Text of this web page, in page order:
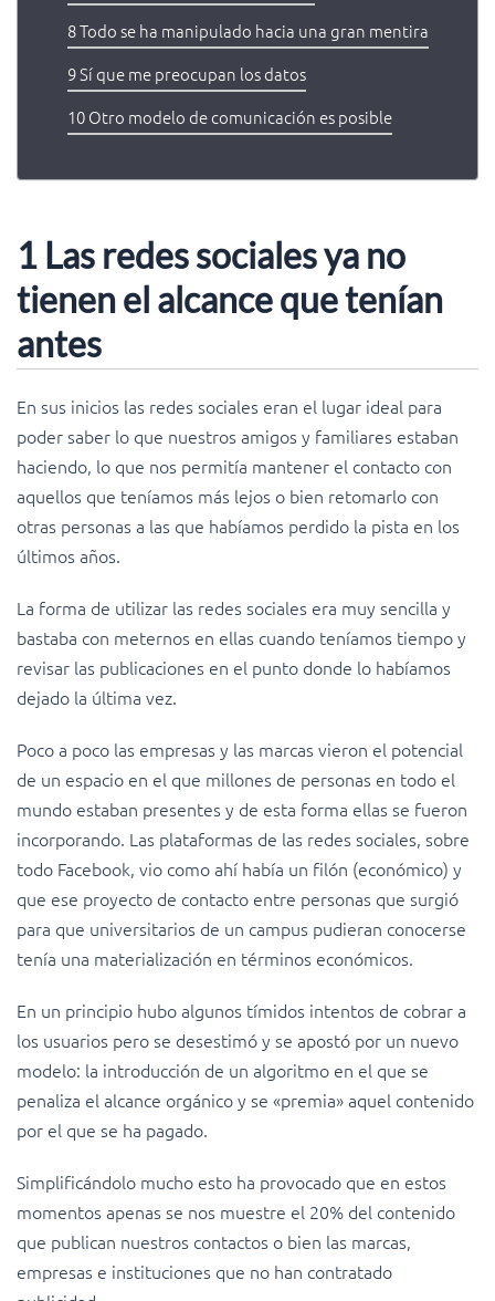
8 Todo se ha manipulado hacia una gran mentira
9 Sí que me preocupan los datos
10 Otro modelo de comunicación es posible
1 Las redes sociales ya no
tienen el alcance que tenían
antes
En sus inicios las redes sociales eran el lugar ideal para
poder saber lo que nuestros amigos y familiares estaban
haciendo, lo que nos permitía mantener el contacto con
aquellos que teníamos más lejos o bien retomarlo con
otras personas a las que habíamos perdido la pista en los
últimos años.
La forma de utilizar las redes sociales era muy sencilla y
bastaba con meternos en ellas cuando teníamos tiempo y
revisar las publicaciones en el punto donde lo habíamos
dejado la última vez.
Poco a poco las empresas y las marcas vieron el potencial
de un espacio en el que millones de personas en todo el
mundo estaban presentes y de esta forma ellas se fueron
incorporando. Las plataformas de las redes sociales, sobre
todo Facebook, vio como ahí había un filón (económico) y
que ese proyecto de contacto entre personas que surgió
para que universitarios de un campus pudieran conocerse
tenía una materialización en términos económicos.
En un principio hubo algunos tímidos intentos de cobrar a
los usuarios pero se desestimó y se apostó por un nuevo
modelo: la introducción de un algoritmo en el que se
penaliza el alcance orgánico y se «premia» aquel contenido
por el que se ha pagado.
Simplificándolo mucho esto ha provocado que en estos
momentos apenas se nos muestre el 20% del contenido
que publican nuestros contactos o bien las marcas,
empresas e instituciones que no han contratado